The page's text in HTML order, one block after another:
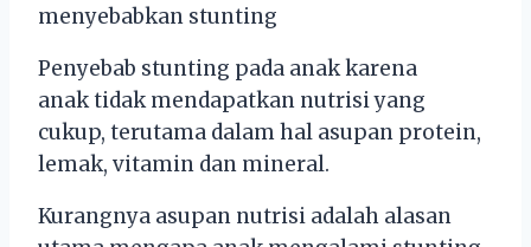
menyebabkan stunting
Penyebab stunting pada anak karena
anaktidakmendapatkan nutrisiyang
cukup, terutama dalamhal asupan protein,
lemak, vitamin dan mineral.
Kurangnya asupan nutrisi adalah alasan